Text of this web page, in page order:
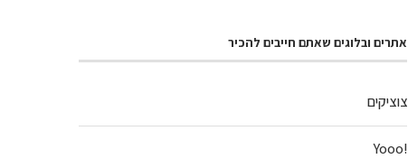
אתרים ובלוגים שאתם חייבים להכיר
צוציקים
!Yooo